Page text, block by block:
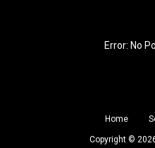
Error: No
Home
Copyright ©